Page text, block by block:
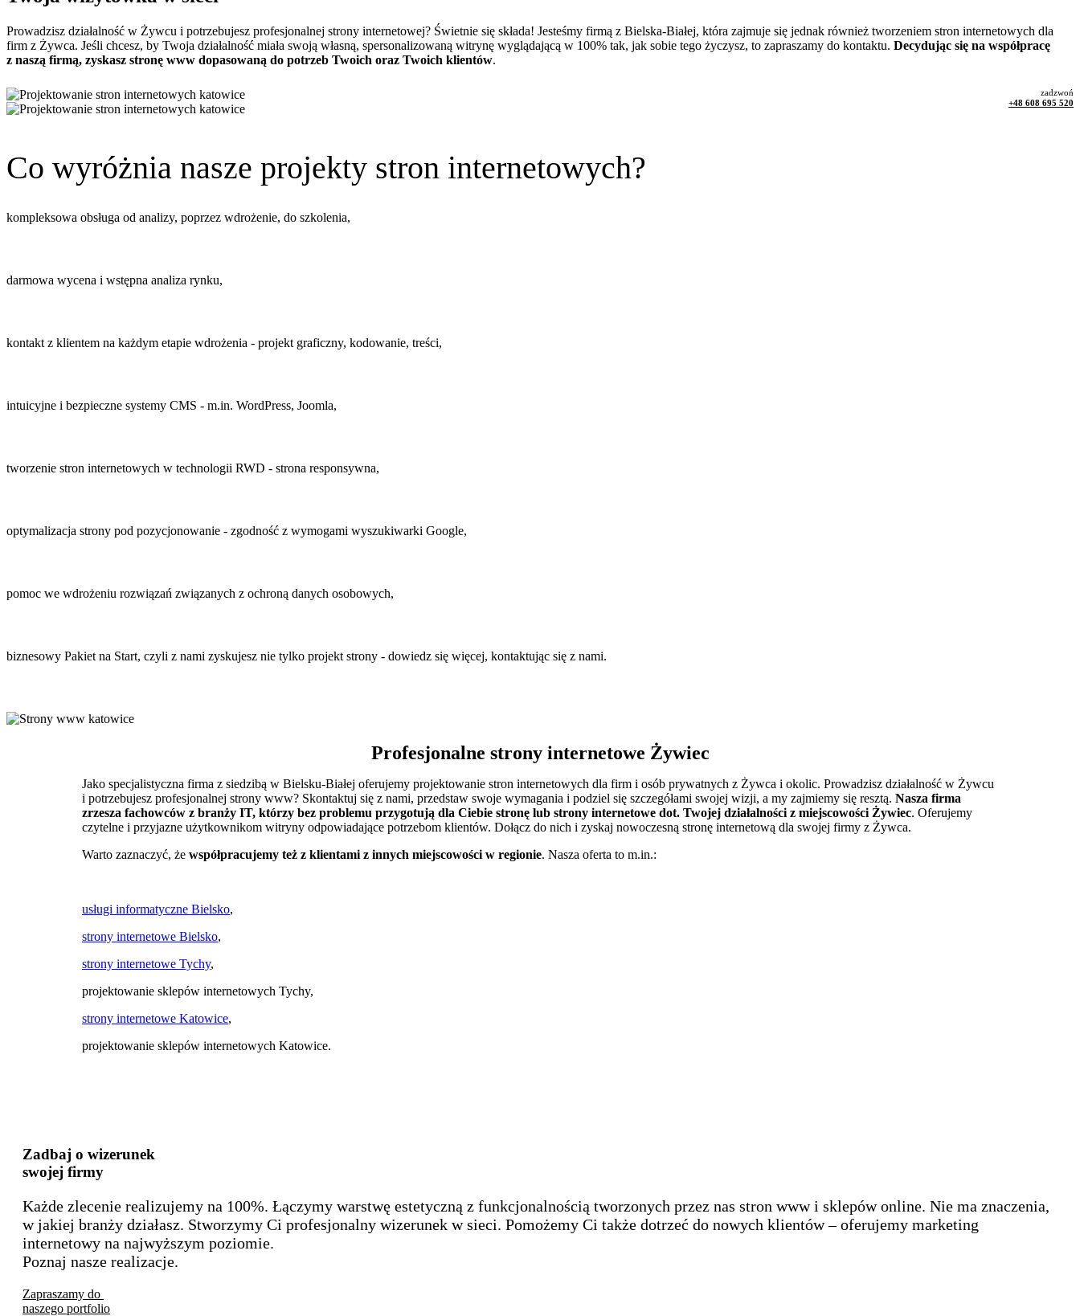
Prowadzisz działalność w Żywcu i potrzebujesz profesjonalnej strony internetowej? Świetnie się składa! Jesteśmy firmą z Bielska-Białej, która zajmuje się jednak również tworzeniem stron internetowych dla
firm z Żywca. Jeśli chcesz, by Twoja działalność miała swoją własną, spersonalizowaną witrynę wyglądającą w 100% tak, jak sobie tego życzysz, to zapraszamy do kontaktu. Decydując się na współpracę
z naszą firmą, zyskasz stronę www dopasowaną do potrzeb Twoich oraz Twoich klientów.
zadzwoń
+48 608 695 520
Co wyróżnia nasze projekty stron internetowych?
kompleksowa obsługa od analizy, poprzez wdrożenie, do szkolenia,
darmowa wycena i wstępna analiza rynku,
kontakt z klientem na każdym etapie wdrożenia - projekt graficzny, kodowanie, treści,
intuicyjne i bezpieczne systemy CMS - m.in. WordPress, Joomla,
tworzenie stron internetowych w technologii RWD - strona responsywna,
optymalizacja strony pod pozycjonowanie - zgodność z wymogami wyszukiwarki Google,
pomoc we wdrożeniu rozwiązań związanych z ochroną danych osobowych,
biznesowy Pakiet na Start, czyli z nami zyskujesz nie tylko projekt strony - dowiedz się więcej, kontaktując się z nami.
Profesjonalne strony internetowe Żywiec
Jako specjalistyczna firma z siedzibą w Bielsku-Białej oferujemy projektowanie stron internetowych dla firm i osób prywatnych z Żywca i okolic. Prowadzisz działalność w Żywcu
i potrzebujesz profesjonalnej strony www? Skontaktuj się z nami, przedstaw swoje wymagania i podziel się szczegółami swojej wizji, a my zajmiemy się resztą. Nasza firma
zrzesza fachowców z branży IT, którzy bez problemu przygotują dla Ciebie stronę lub strony internetowe dot. Twojej działalności z miejscowości Żywiec. Oferujemy
czytelne i przyjazne użytkownikom witryny odpowiadające potrzebom klientów. Dołącz do nich i zyskaj nowoczesną stronę internetową dla swojej firmy z Żywca.
Warto zaznaczyć, że współpracujemy też z klientami z innych miejscowości w regionie. Nasza oferta to m.in.:
usługi informatyczne Bielsko,
strony internetowe Bielsko,
strony internetowe Tychy,
projektowanie sklepów internetowych Tychy,
strony internetowe Katowice,
projektowanie sklepów internetowych Katowice.
Zadbaj o wizerunek
swojej firmy
Każde zlecenie realizujemy na 100%. Łączymy warstwę estetyczną z funkcjonalnością tworzonych przez nas stron www i sklepów online. Nie ma znaczenia,
w jakiej branży działasz. Stworzymy Ci profesjonalny wizerunek w sieci. Pomożemy Ci także dotrzeć do nowych klientów – oferujemy marketing
internetowy na najwyższym poziomie.
Poznaj nasze realizacje.
Zapraszamy do
naszego portfolio